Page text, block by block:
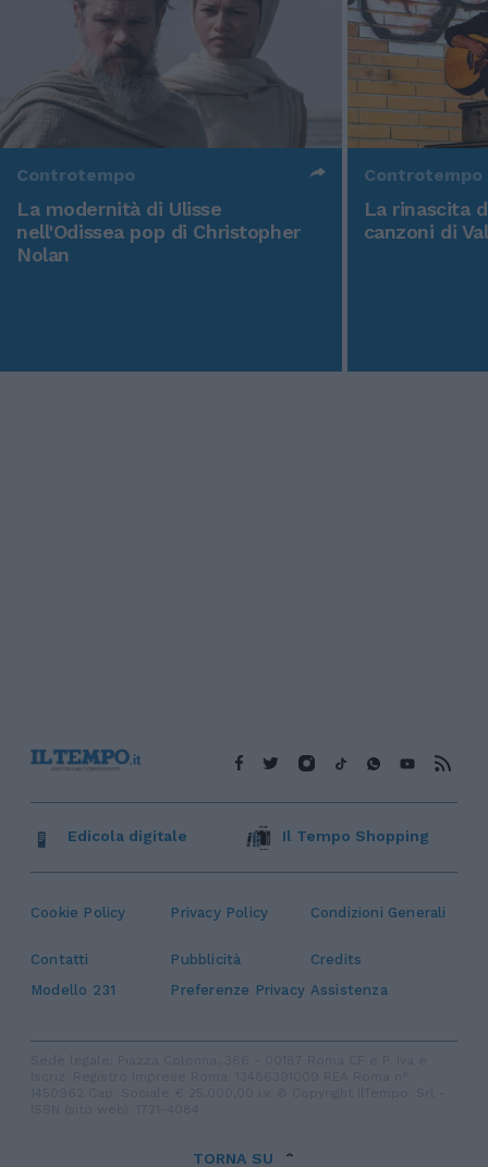
Controtempo
La modernità di Ulisse
nell'Odissea pop di Christopher
Nolan
Controtempo
La rinascita
canzoni di
Cookie Policy Privacy Policy Condizioni Generali
Contatti Pubblicità
Credits
Modello 231
Preferenze Privacy Assistenza
Edicola digitale Il Tempo Shopping
TORNA SU